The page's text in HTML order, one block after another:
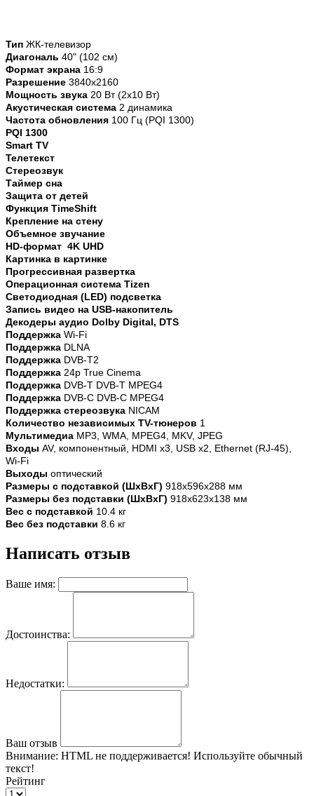
Тип ЖК-телевизор
Диагональ 40" (102 см)
Формат экрана 16:9
Разрешение 3840x2160
Мощность звука 20 Вт (2x10 Вт)
Акустическая система 2 динамика
Частота обновления 100 Гц (PQI 1300)
PQI 1300
Smart TV
Телетекст
Стереозвук
Таймер сна
Защита от детей
Функция TimeShift
Крепление на стену
Объемное звучание
HD-формат 4K UHD
Картинка в картинке
Прогрессивная развертка
Операционная система Tizen
Светодиодная (LED) подсветка
Запись видео на USB-накопитель
Декодеры аудио Dolby Digital, DTS
Поддержка Wi-Fi
Поддержка DLNA
Поддержка DVB-T2
Поддержка 24p True Cinema
Поддержка DVB-T DVB-T MPEG4
Поддержка DVB-C DVB-C MPEG4
Поддержка стереозвука NICAM
Количество независимых TV-тюнеров 1
Мультимедиа MP3, WMA, MPEG4, MKV, JPEG
Входы AV, компонентный, HDMI x3, USB x2, Ethernet (RJ-45),
Wi-Fi
Выходы оптический
Размеры с подставкой (ШxВxГ) 918x596x288 мм
Размеры без подставки (ШxВxГ) 918x623x138 мм
Вес с подставкой 10.4 кг
Вес без подставки 8.6 кг
Написать отзыв
Ваше имя:
Достоинства:
Недостатки:
Ваш отзыв
Внимание: HTML не поддерживается! Используйте обычный
текст!
Рейтинг